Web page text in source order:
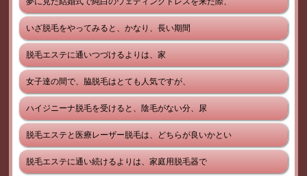
いざ脱毛をやってみると、かなり、長い期間
脱毛エステに通いつづけるよりは、家
女子達の間で、脇脱毛はとても人気ですが、
ハイジニーナ脱毛を受けると、陰毛がない分、尿
脱毛エステと医療レーザー脱毛は、どちらが良いかとい
脱毛エステに通い続けるよりは、家庭用脱毛器で